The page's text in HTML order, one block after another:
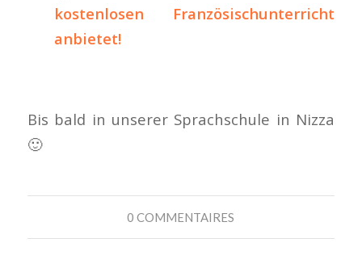
kostenlosen Französischunterricht
anbietet!
Bis bald in unserer Sprachschule in Nizza
🙂
0 COMMENTAIRES